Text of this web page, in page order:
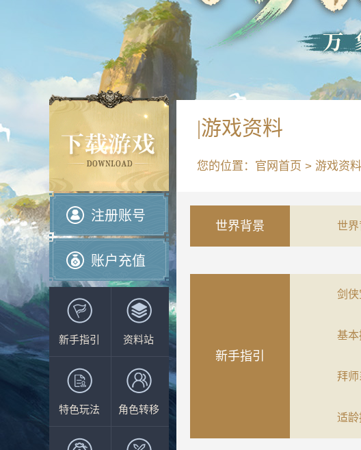
|游戏资料
您的位置： 官网首页 > 游戏资料
世界背景 世界
新手指引
剑
基
拜
适龄
注册账号
账户充值
新手指引 资料站
特色玩法 角色转移